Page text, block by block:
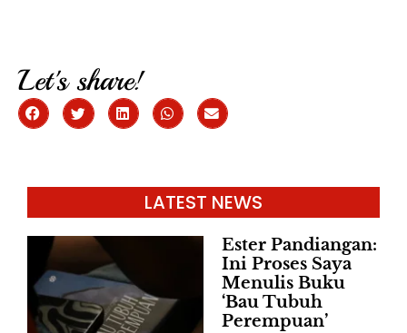
Let's share!
LATEST NEWS
Ester Pandiangan:
Ini Proses Saya
Menulis Buku
‘Bau Tubuh
Perempuan’